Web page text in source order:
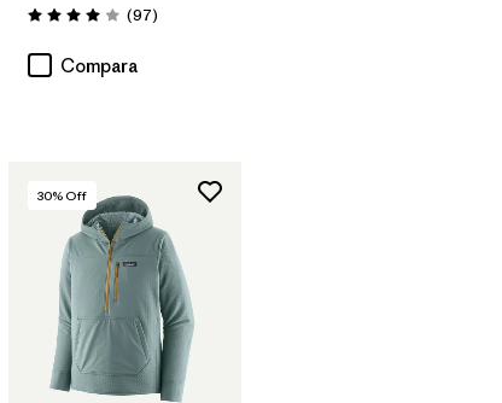
Valoración: 4.0 / 5
(97Comentarios
)
Compara
30% Off